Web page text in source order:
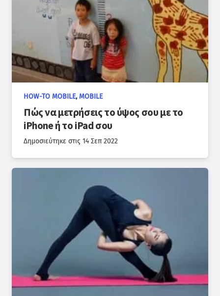
HOW-TO MOBILE, MOBILE
Πώς να μετρήσεις το ύψος σου με το
iPhone ή το iPad σου
Δημοσιεύτηκε στις 14 Σεπ 2022